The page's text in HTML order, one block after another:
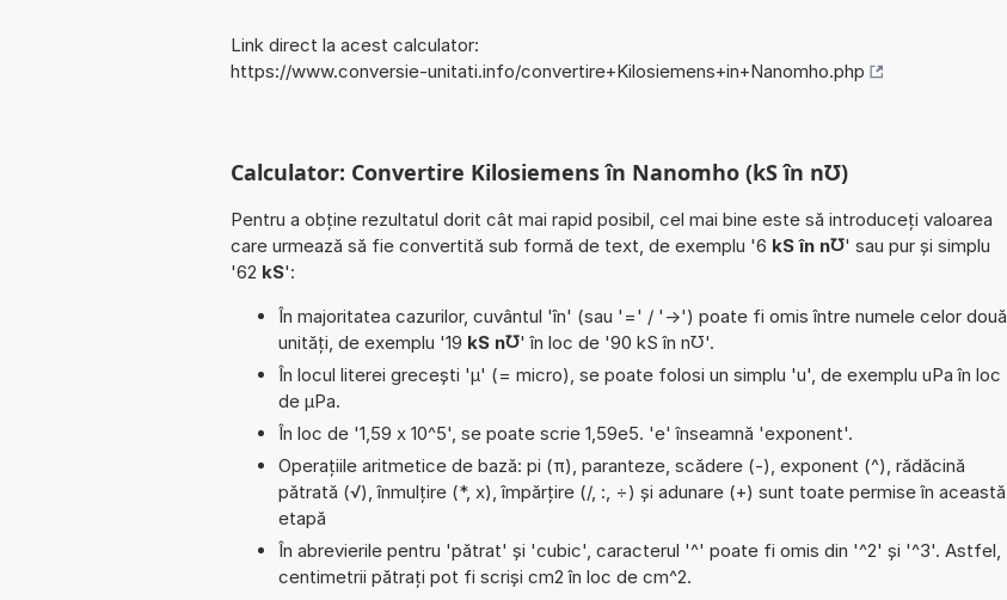
Link direct la acest calculator:
https://www.conversie-unitati.info/convertire+Kilosiemens+in+Nanomho.php
Calculator: Convertire Kilosiemens în Nanomho (kS în n℧)
Pentru a obține rezultatul dorit cât mai rapid posibil, cel mai bine este să introduceți valoarea
care urmează să fie convertită sub formă de text, de exemplu '6 kS în n℧' sau pur și simplu
'62 kS':
În majoritatea cazurilor, cuvântul 'în' (sau '=' / '->') poate fi omis între numele celor două
unități, de exemplu '19 kS n℧' în loc de '90 kS în n℧'.
În locul literei grecești 'µ' (= micro), se poate folosi un simplu 'u', de exemplu uPa în loc
de µPa.
În loc de '1,59 x 10^5', se poate scrie 1,59e5. 'e' înseamnă 'exponent'.
Operațiile aritmetice de bază: pi (π), paranteze, scădere (-), exponent (^), rădăcină
pătrată (√), înmulțire (*, x), împărțire (/, :, ÷) și adunare (+) sunt toate permise în această
etapă
În abrevierile pentru 'pătrat' și 'cubic', caracterul '^' poate fi omis din '^2' și '^3'. Astfel,
centimetrii pătrați pot fi scriși cm2 în loc de cm^2.